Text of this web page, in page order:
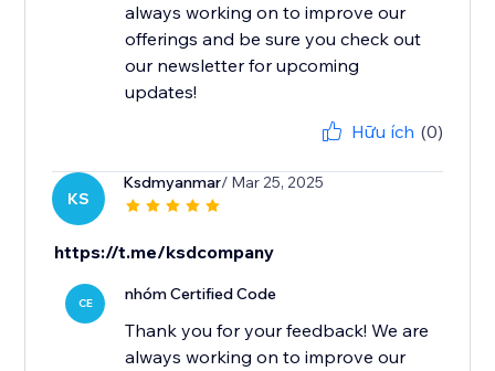
always working on to improve our
offerings and be sure you check out
our newsletter for upcoming
updates!
Hữu ích (0)
KS
Ksdmyanmar/ Mar 25, 2025
https://t.me/ksdcompany
CE nhóm Certified Code
Thank you for your feedback! We are
always working on to improve our